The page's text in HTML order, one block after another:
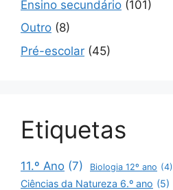
Ensino secundário (101)
Outro (8)
Pré-escolar (45)
Etiquetas
11.º Ano (7) Biologia 12º ano (4)
Ciências da Natureza 6.º ano (5)